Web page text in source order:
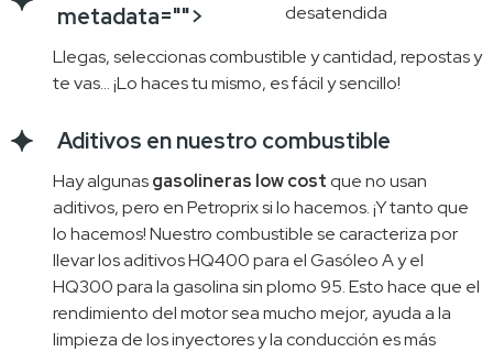
metadata="">
desatendida
Llegas, seleccionas combustible y cantidad, repostas y
te vas… ¡Lo haces tu mismo, es fácil y sencillo!
Aditivos en nuestro combustible
Hay algunasgasolineras low cost que no usan
aditivos, pero en Petroprix si lo hacemos. ¡Y tanto que
lo hacemos! Nuestro combustible se caracteriza por
llevar los aditivos HQ400 para el Gasóleo A y el
HQ300 para la gasolina sin plomo 95. Esto hace que el
rendimiento del motor sea mucho mejor, ayuda a la
limpieza de los inyectores y la conducción es más